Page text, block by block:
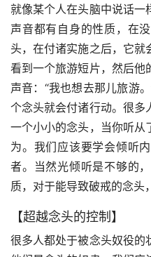
就像某个人在头脑中说话一
声音都有自身的性质，在
头，在付诸实施之后，它就
看到一个旅游短片，然后他
声音：“我也想去那儿旅游
个念头就会付诸行动。很多
一个小小的念头，当你听从
为。我们应该要学会倾听
者。当然光倾听是不够的
质，对于能导致破戒的念头
【超越念头的控制】
很多人都处于被念头奴役的